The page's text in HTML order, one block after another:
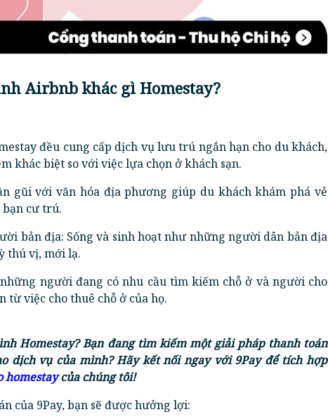
Airbnb khác gì Homestay?
đều cung cấp dịch vụ lưu trú ngắn hạn cho du khách,
khác biệt so với việc lựa chọn ở khách sạn.
gũi với văn hóa địa phương giúp du khách khám phá vẻ
bạn cư trú.
bản địa: Sống và sinh hoạt như những người dân bản địa
thú vị, mới lạ.
người đang có nhu cầu tìm kiếm chỗ ở và người cho
từ việc cho thuê chỗ ở của họ.
Homestay? Bạn đang tìm kiếm một giải pháp thanh toán
dịch vụ của mình? Hãy kết nối ngay với 9Pay để tích hợp
homestaycủa chúng tôi!
của 9Pay, bạn sẽ được hưởng lợi: